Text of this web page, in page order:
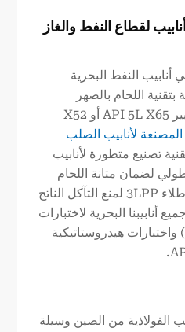
أنابيب لقطاع النفط والغاز
النفط البحرية
اللحام بالصهر
(SAW) التي تستوفي معايير API 5L X65 أو X52
لأنابيب الصلب
تصنيع متطورة لأنابيب
لضمان متانة اللحام
وسلامة الهيكل، كما نقدم طلاء 3LPP لمنع التآكل الناتج
أنابيبنا البحرية لاختبارات
صارمة غير مدمرة (NDT) واختبارات هيدروستاتيكية
الفولاذية من الصين وسيلة